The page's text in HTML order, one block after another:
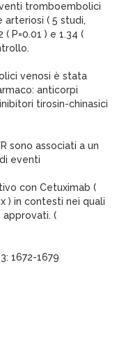
tromboembolici
arteriosi ( 5 studi,
P=0.01 ) e 1.34 (
venosi è stata
anticorpi
tirosin-chinasici
sono associati a un
eventi
con Cetuximab (
) in contesti nei quali
(
1672-1679